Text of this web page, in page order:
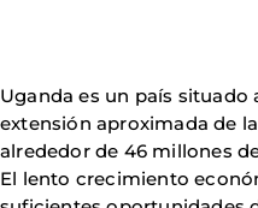
Uganda es un país situado
extensión aproximada de
alrededor de 46 millones
El lento crecimiento